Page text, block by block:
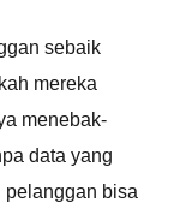
sebaik
mereka
menebak-
data yang
pelanggan bisa